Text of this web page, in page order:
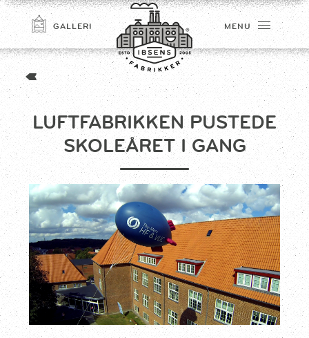
TILMELD
GALLERI MENU
LUFTFABRIKKEN PUSTEDE
SKOLEÅRET I GANG